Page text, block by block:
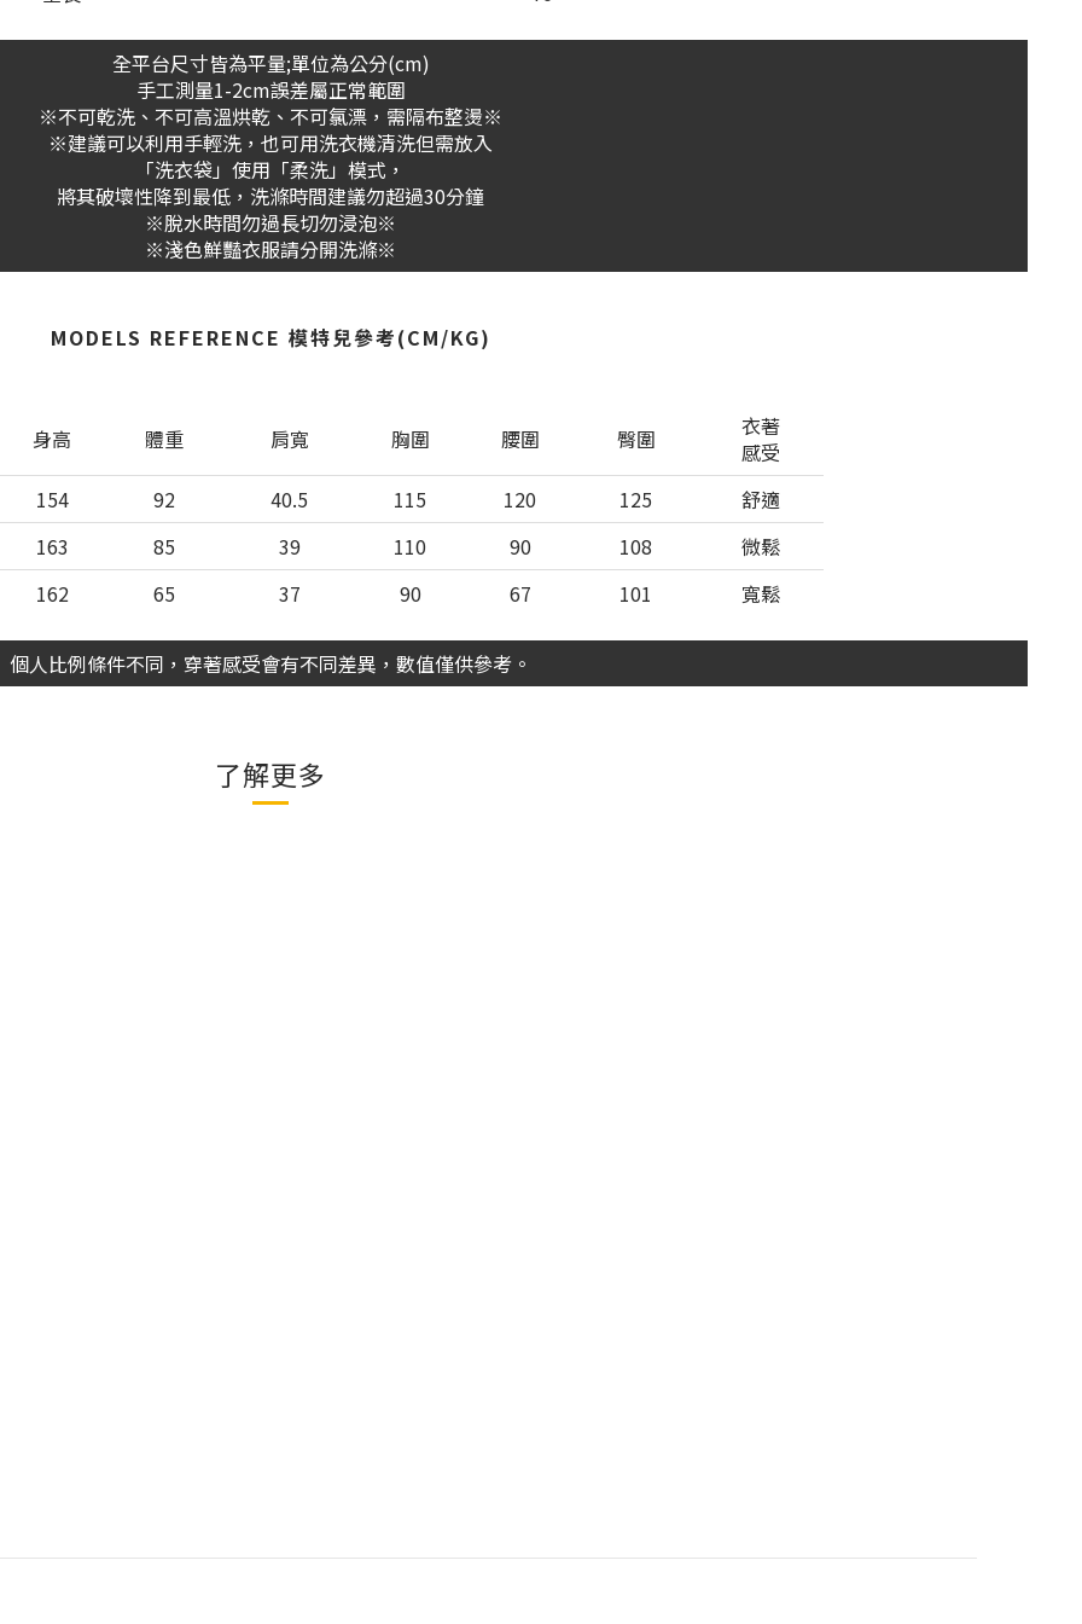
全平台尺寸皆為平量;單位為公分(cm)
手工測量1-2cm誤差屬正常範圍
※不可乾洗、不可高溫烘乾、不可氯漂，需隔布整燙※
※建議可以利用手輕洗，也可用洗衣機清洗但需放入
「洗衣袋」使用「柔洗」模式，
將其破壞性降到最低，洗滌時間建議勿超過30分鐘
※脫水時間勿過長切勿浸泡※
※淺色鮮豔衣服請分開洗滌※
MODELS REFERENCE 模特兒參考(CM/KG)
身高 體重 肩寬 胸圍 腰圍 臀圍
衣著
感受
154 92 40.5 115 120 125
舒適
163 85 39 110 90 108
微鬆
162 65 37 90 67 101 寬鬆
個人比例條件不同，穿著感受會有不同差異，數值僅供參考。
了解更多